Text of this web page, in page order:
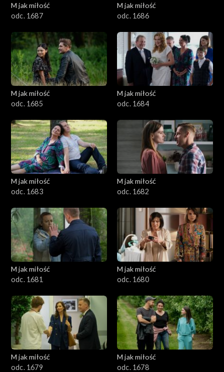
M jak miłość
odc. 1687
M jak miłość
odc. 1686
M jak miłość
odc. 1685
M jak miłość
odc. 1684
M jak miłość
odc. 1683
M jak miłość
odc. 1682
M jak miłość
odc. 1681
M jak miłość
odc. 1680
M jak miłość
odc. 1679
M jak miłość
odc. 1678